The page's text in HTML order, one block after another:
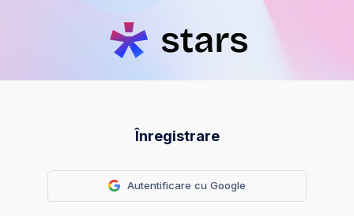
Înregistrare
Autentificare cu Google